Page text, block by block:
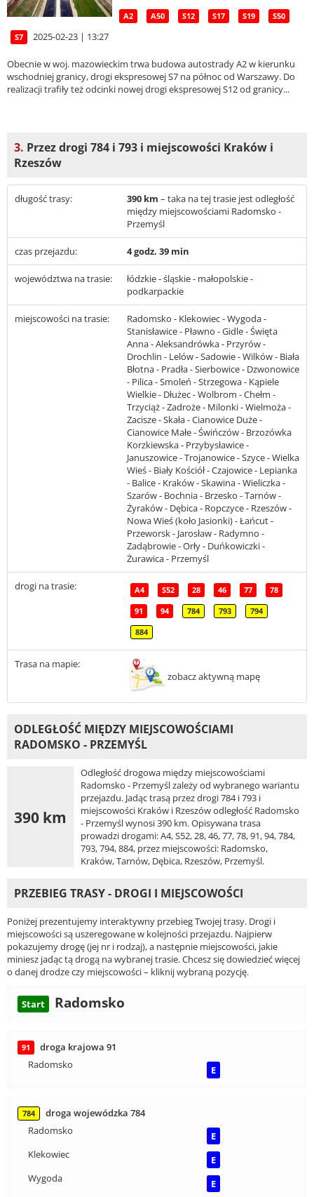
A2 A50 S12 S17 S19 S50
S7 2025-02-23 | 13:27
Obecnie w woj. mazowieckim trwa budowa autostrady A2 w kierunku
wschodniej granicy, drogi ekspresowej S7 na północ od Warszawy. Do
realizacji trafiły też odcinki nowej drogi ekspresowej S12 od granicy...
3. Przez drogi 784 i 793 i miejscowości Kraków i
Rzeszów
długość trasy: 390 km – taka na tej trasie jest odległość
między miejscowościami Radomsko -
Przemyśl
czas przejazdu: 4 godz. 39 min
województwa na trasie:
łódzkie - śląskie - małopolskie -
podkarpackie
miejscowości na trasie:
Radomsko - Klekowiec - Wygoda -
Stanisławice - Pławno - Gidle - Święta
Anna - Aleksandrówka - Przyrów -
Drochlin - Lelów - Sadowie - Wilków - Biała
Błotna - Pradła - Sierbowice - Dzwonowice
- Pilica - Smoleń - Strzegowa - Kąpiele
Wielkie - Dłużec - Wolbrom - Chełm -
Trzyciąż - Zadroże - Milonki - Wielmoża -
Zacisze - Skała - Cianowice Duże -
Cianowice Małe - Świńczów - Brzozówka
Korzkiewska - Przybysławice -
Januszowice - Trojanowice - Szyce - Wielka
Wieś - Biały Kościół - Czajowice - Lepianka
- Balice - Kraków - Skawina - Wieliczka -
Szarów - Bochnia - Brzesko - Tarnów -
Żyraków - Dębica - Ropczyce - Rzeszów -
Nowa Wieś (koło Jasionki) - Łańcut -
Przeworsk - Jarosław - Radymno -
Zadąbrowie - Orły - Duńkowiczki -
Żurawica - Przemyśl
drogi na trasie: A4 S52 28 46 77 78
91 94 784 793 794
884
Trasa na mapie:
zobacz aktywną mapę
ODLEGŁOŚĆ MIĘDZY MIEJSCOWOŚCIAMI
RADOMSKO - PRZEMYŚL
390 km
Odległość drogowa między miejscowościami
Radomsko - Przemyśl zależy od wybranego wariantu
przejazdu. Jadąc trasą przez drogi 784 i 793 i
miejscowości Kraków i Rzeszów odległość Radomsko
- Przemyśl wynosi 390 km. Opisywana trasa
prowadzi drogami: A4, S52, 28, 46, 77, 78, 91, 94, 784,
793, 794, 884, przez miejscowości: Radomsko,
Kraków, Tarnów, Dębica, Rzeszów, Przemyśl.
PRZEBIEG TRASY - DROGI I MIEJSCOWOŚCI
Poniżej prezentujemy interaktywny przebieg Twojej trasy. Drogi i
miejscowości są uszeregowane w kolejności przejazdu. Najpierw
pokazujemy drogę (jej nr i rodzaj), a następnie miejscowości, jakie
miniesz jadąc tą drogą na wybranej trasie. Chcesz się dowiedzieć więcej
o danej drodze czy miejscowości – kliknij wybraną pozycję.
Start Radomsko
91
droga krajowa 91
Radomsko
E
784
droga wojewódzka 784
Radomsko
E
Klekowiec
E
Wygoda
E